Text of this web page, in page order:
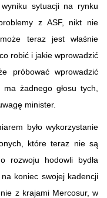
sytuacji na rynku
z ASF, nikt nie
teraz jest właśnie
robić i jakie wprowadzić
próbować wprowadzić
żadnego głosu tych,
minister.
było wykorzystanie
które teraz nie są
rozwoju hodowli bydła
koniec swojej kadencji
z krajami Mercosur, w